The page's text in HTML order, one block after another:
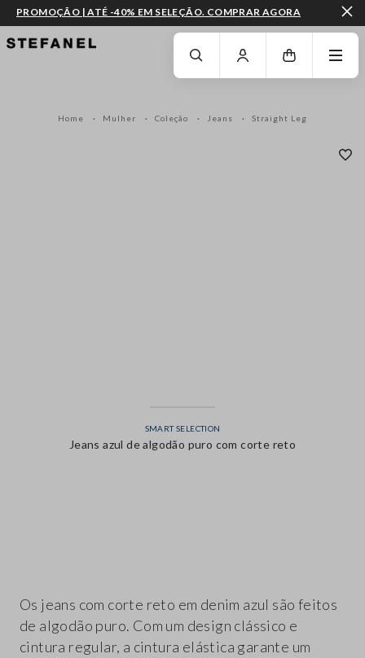
IR PARA O CONTEÚDO PRINCIPAL DESÇA ATÉ AO FIM DA PÁGINA
PROMOÇÃO | ATÉ -40% EM SELEÇÃO. COMPRAR AGORA
Home Mulher Coleção Jeans Straight Leg
SMART SELECTION
Jeans azul de algodão puro com corte reto
Os jeans com corte reto em denim azul são feitos
de algodão puro. Com um design clássico e
cintura regular, a cintura elástica garante um